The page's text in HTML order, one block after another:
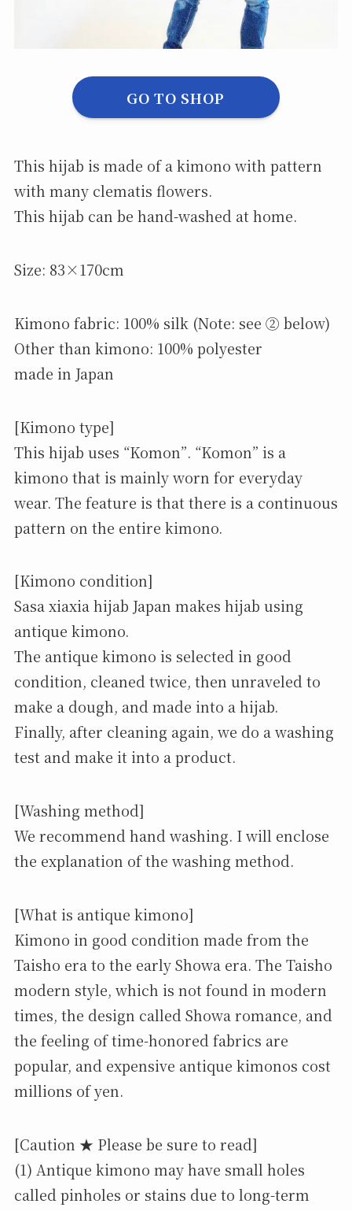
GO TO SHOP
This hijab is made of a kimono with pattern
with many clematis flowers.
This hijab can be hand-washed at home.
Size: 83×170cm
Kimono fabric: 100% silk (Note: see ② below)
Other than kimono: 100% polyester
made in Japan
[Kimono type]
This hijab uses “Komon”. “Komon” is a
kimono that is mainly worn for everyday
wear. The feature is that there is a continuous
pattern on the entire kimono.
[Kimono condition]
Sasa xiaxia hijab Japan makes hijab using
antique kimono.
The antique kimono is selected in good
condition, cleaned twice, then unraveled to
make a dough, and made into a hijab.
Finally, after cleaning again, we do a washing
test and make it into a product.
[Washing method]
We recommend hand washing. I will enclose
the explanation of the washing method.
[What is antique kimono]
Kimono in good condition made from the
Taisho era to the early Showa era. The Taisho
modern style, which is not found in modern
times, the design called Showa romance, and
the feeling of time-honored fabrics are
popular, and expensive antique kimonos cost
millions of yen.
[Caution ★ Please be sure to read]
(1) Antique kimono may have small holes
called pinholes or stains due to long-term